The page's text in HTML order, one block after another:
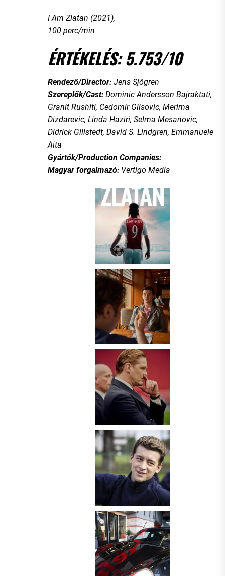
I Am Zlatan (2021),
100 perc/min
ÉRTÉKELÉS: 5.753/10
Rendező/Director: Jens Sjögren
Szereplők/Cast: Dominic Andersson Bajraktati,
Granit Rushiti, Cedomir Glisovic, Merima
Dizdarevic, Linda Haziri, Selma Mesanovic,
Didrick Gillstedt, David S. Lindgren, Emmanuele
Aita
Gyártók/Production Companies:
Magyar forgalmazó: Vertigo Media